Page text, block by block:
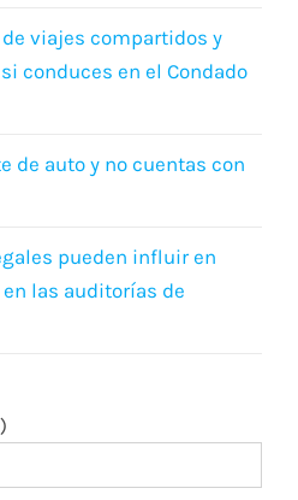
viajes compartidos y
conduces en el Condado
de auto y no cuentas con
pueden influir en
las auditorías de